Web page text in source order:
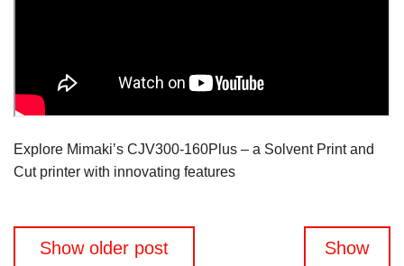
Explore Mimaki’s CJV300-160Plus – a Solvent Print and
Cut printer with innovating features
Navigation
Show older post
Show